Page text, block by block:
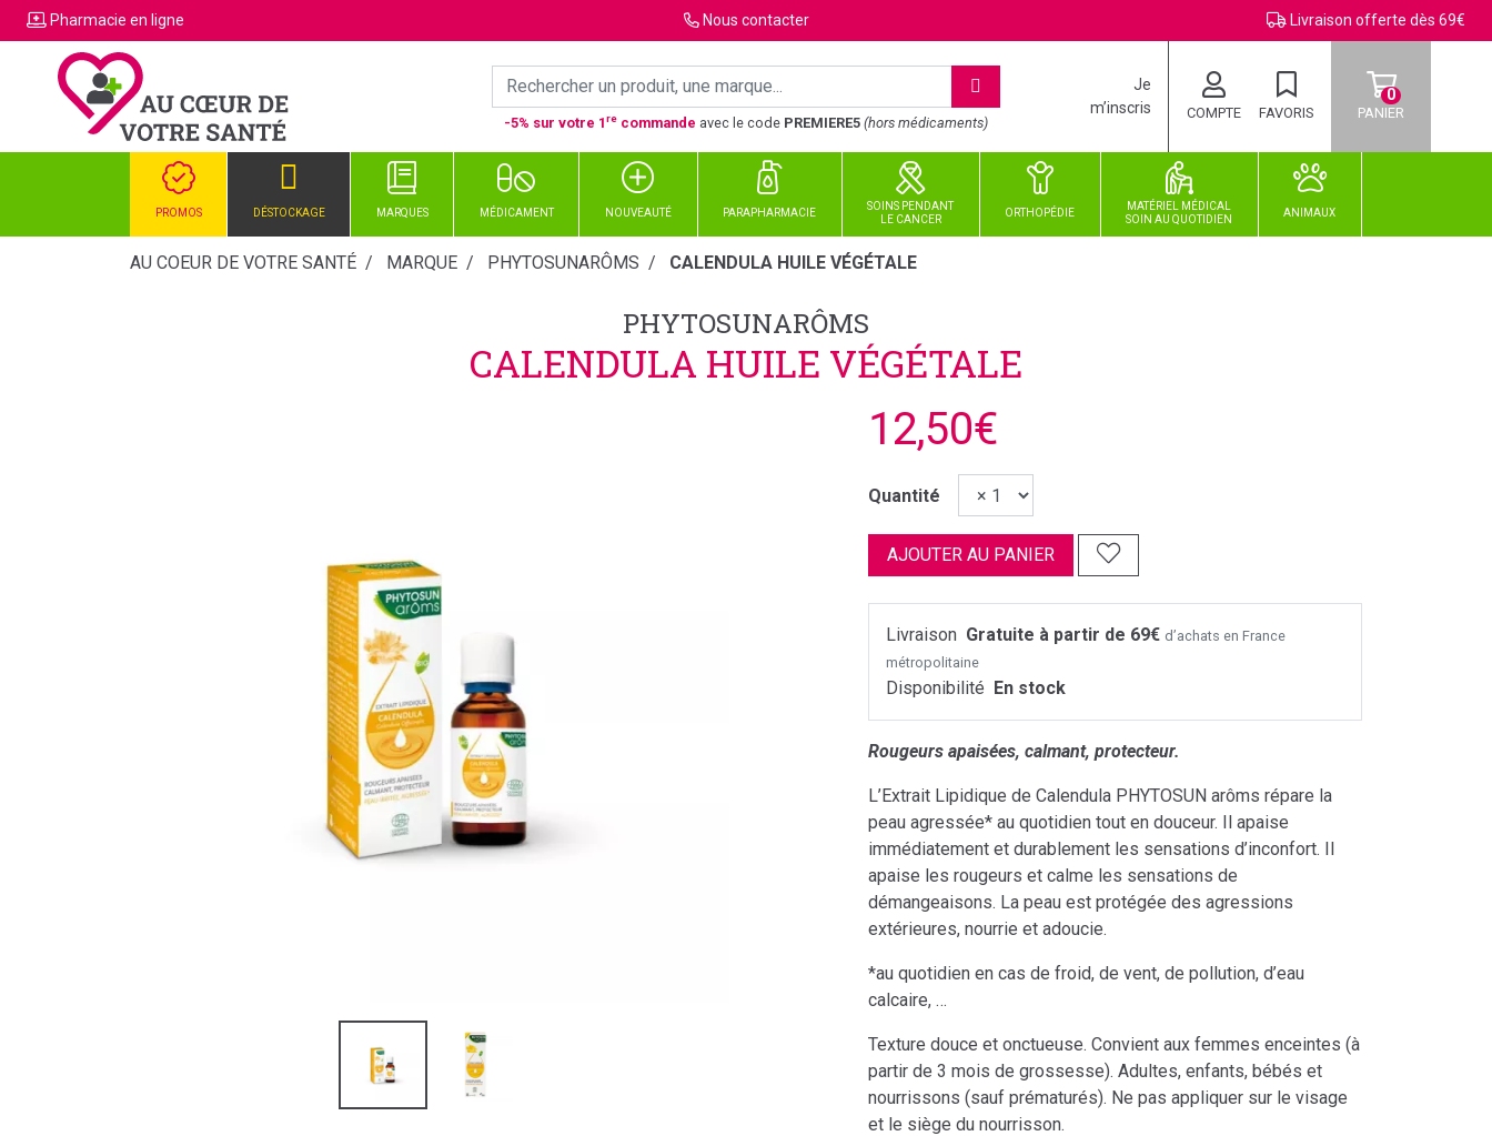
Pharmacie en ligne Nous contacter Livraison offerte dès 69€
-5% sur votre 1re commande avec le code PREMIERE5 (hors médicaments)
Je
m’inscris
COMPTE FAVORIS PANIER
0
PROMOS DÉSTOCKAGE MARQUES MÉDICAMENT NOUVEAUTÉ PARAPHARMACIE
SOINS PENDANT
LE CANCER
ORTHOPÉDIE
MATÉRIEL MÉDICAL
SOINAUQUOTIDIEN
ANIMAUX
AU COEUR DE VOTRE SANTÉ MARQUE PHYTOSUNARÔMS CALENDULA HUILE VÉGÉTALE
PHYTOSUNARÔMS
CALENDULA HUILE VÉGÉTALE
12,50€
Quantité
AJOUTER AU PANIER
Livraison Gratuite à partir de 69€ d’achats en France
métropolitaine
Disponibilité En stock
Rougeurs apaisées, calmant, protecteur.
L’Extrait Lipidique de Calendula PHYTOSUN arôms répare la
peau agressée* au quotidien tout en douceur. Il apaise
immédiatement et durablement les sensations d’inconfort. Il
apaise les rougeurs et calme les sensations de
démangeaisons. La peau est protégée des agressions
extérieures, nourrie et adoucie.
*au quotidien en cas de froid, de vent, de pollution, d’eau
calcaire, …
Texture douce et onctueuse. Convient aux femmes enceintes (à
partir de 3 mois de grossesse). Adultes, enfants, bébés et
nourrissons (sauf prématurés). Ne pas appliquer sur le visage
et le siège du nourrisson.